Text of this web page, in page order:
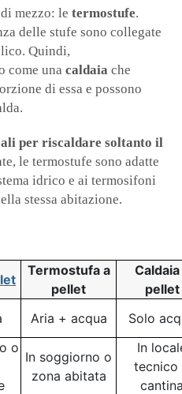
mezzo: le termostufe.
delle stufe sono collegate
Quindi,
come una caldaia che
di essa e possono
per riscaldare soltanto il
le termostufe sono adatte
idrico e ai termosifoni
stessa abitazione.
Termostufa a
pellet
Caldaia
pellet
Aria + acqua Solo
o
In soggiorno o
zona abitata
In
tecnico